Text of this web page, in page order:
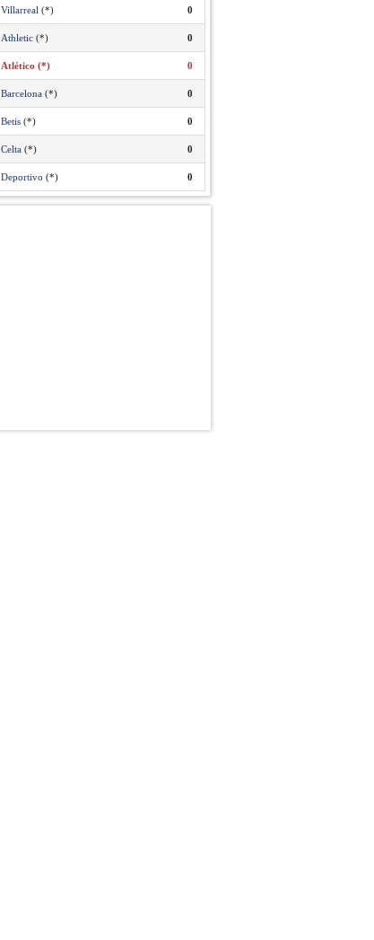
Villarreal (*) 0
Athletic (*) 0
Atlético (*) 0
Barcelona (*) 0
Betis (*) 0
Celta (*) 0
Deportivo (*) 0